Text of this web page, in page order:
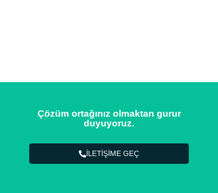
Çözüm ortağınız olmaktan gurur
duyuyoruz.
İLETİŞİME GEÇ